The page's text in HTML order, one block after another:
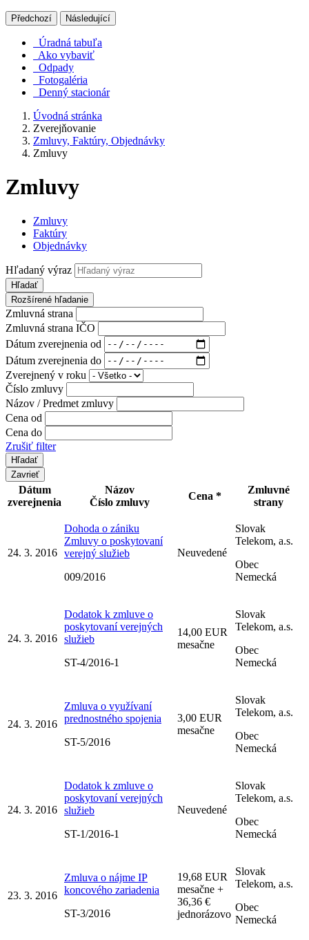
Předchozí Následující
Úradná tabuľa
Ako vybaviť
Odpady
Fotogaléria
Denný stacionár
Úvodná stránka
Zverejňovanie
Zmluvy, Faktúry, Objednávky
Zmluvy
Zmluvy
Zmluvy
Faktúry
Objednávky
Hľadaný výraz
Hľadať
Rozšírené hľadanie
Zmluvná strana
Zmluvná strana IČO
Dátum zverejnenia od
Dátum zverejnenia do
Zverejnený v roku
Číslo zmluvy
Názov / Predmet zmluvy
Cena od
Cena do
Zrušiť filter
Zavrieť
Dátum
zverejnenia
Názov
Číslo zmluvy
Cena *
Zmluvné
strany
24. 3. 2016
Dohoda o zániku
Zmluvy o poskytovaní
verejný služieb
009/2016
Neuvedené
Slovak
Telekom, a.s.
Obec
Nemecká
24. 3. 2016
Dodatok k zmluve o
poskytovaní verejných
služieb
ST-4/2016-1
14,00 EUR
mesačne
Slovak
Telekom, a.s.
Obec
Nemecká
24. 3. 2016
Zmluva o využívaní
prednostného spojenia
ST-5/2016
3,00 EUR
mesačne
Slovak
Telekom, a.s.
Obec
Nemecká
24. 3. 2016
Dodatok k zmluve o
poskytovaní verejných
služieb
ST-1/2016-1
Neuvedené
Slovak
Telekom, a.s.
Obec
Nemecká
23. 3. 2016
Zmluva o nájme IP
koncového zariadenia
ST-3/2016
19,68 EUR
mesačne +
36,36 €
jednorázovo
Slovak
Telekom, a.s.
Obec
Nemecká